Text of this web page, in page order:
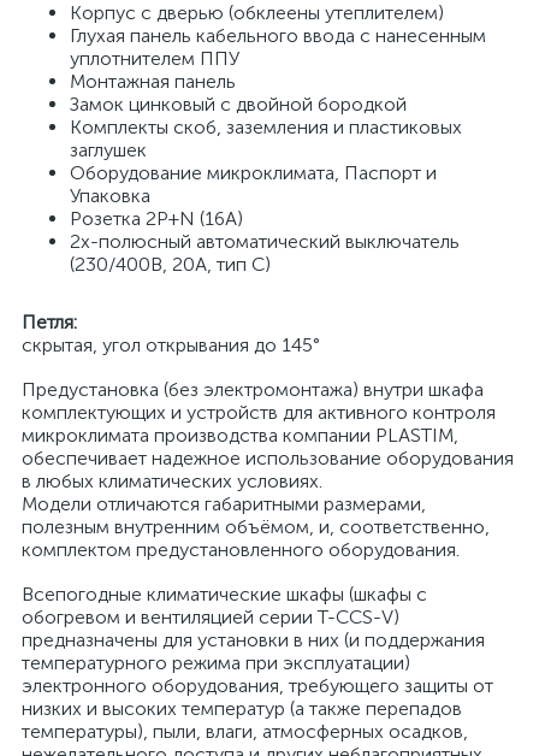
Корпус с дверью (обклеены утеплителем)
Глухая панель кабельного ввода с нанесенным
уплотнителем ППУ
Монтажная панель
Замок цинковый с двойной бородкой
Комплекты скоб, заземления и пластиковых
заглушек
Оборудование микроклимата, Паспорт и
Упаковка
Розетка 2P+N (16A)
2х-полюсный автоматический выключатель
(230/400В, 20А, тип С)
Петля:
скрытая, угол открывания до 145°
Предустановка (без электромонтажа) внутри шкафа
комплектующих и устройств для активного контроля
микроклимата производства компании PLASTIM,
обеспечивает надежное использование оборудования
в любых климатических условиях.
Модели отличаются габаритными размерами,
полезным внутренним объёмом, и, соответственно,
комплектом предустановленного оборудования.
Всепогодные климатические шкафы (шкафы с
обогревом и вентиляцией серии T-CCS-V)
предназначены для установки в них (и поддержания
температурного режима при эксплуатации)
электронного оборудования, требующего защиты от
низких и высоких температур (а также перепадов
температуры), пыли, влаги, атмосферных осадков,